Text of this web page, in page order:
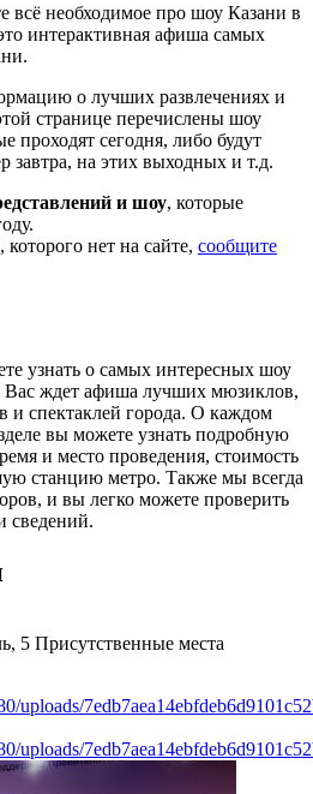
всё необходимое про шоу Казани в
интерактивная афиша самых
о лучших развлечениях и
странице перечислены шоу
проходят сегодня, либо будут
завтра, на этих выходных и т.д.
и шоу, которые
нет на сайте, сообщите
узнать о самых интересных шоу
Вас ждет афиша лучших мюзиклов,
и спектаклей города. О каждом
вы можете узнать подробную
и место проведения, стоимость
станцию метро. Также мы всегда
и вы легко можете проверить
сведений.
5 Присутственные места
uploads/
uploads/